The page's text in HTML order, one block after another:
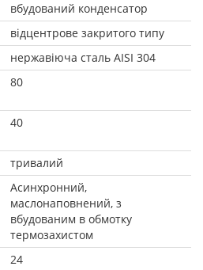
вбудований конденсатор
відцентрове закритого типу
нержавіюча сталь AISI 304
80
40
тривалий
Асинхронний,
маслонаповнений, з
вбудованим в обмотку
термозахистом
24